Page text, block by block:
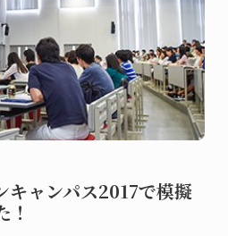
キャンパス2017で模擬